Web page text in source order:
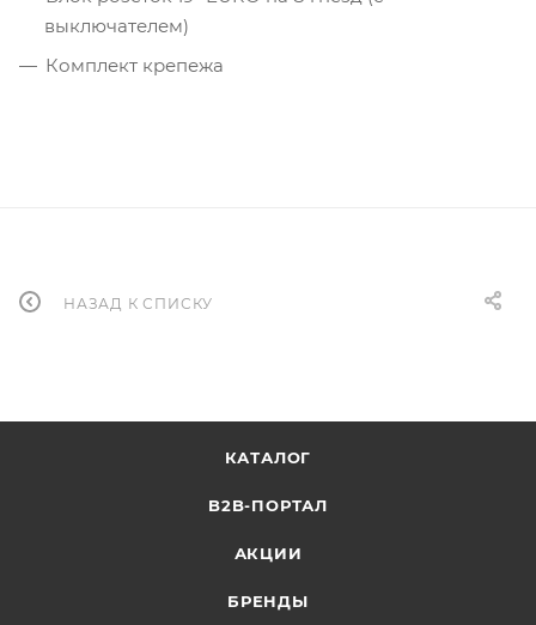
выключателем)
Комплект крепежа
НАЗАД К СПИСКУ
КАТАЛОГ
B2B-ПОРТАЛ
АКЦИИ
БРЕНДЫ